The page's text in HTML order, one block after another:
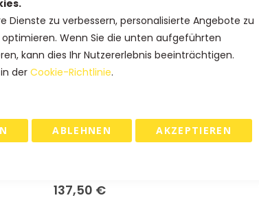
Dienste zu verbessern, personalisierte Angebote zu
Wenn Sie die unten aufgeführten
kann dies Ihr Nutzererlebnis beeinträchtigen.
der Cookie-Richtlinie.
AKZEPTIEREN
ABLEHNEN
137,50 €